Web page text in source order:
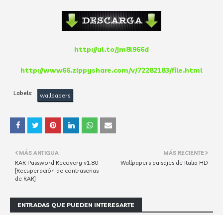
http://ul.to/jm8l966d
http://www66.zippyshare.com/v/72282183/file.html
Labels: wallpapers
MÁS RECIENTE
Wallpapers paisajes de Italia HD
MÁS ANTIGUA
RAR Password Recovery v1.80
[Recuperación de contraseñas
de RAR]
ENTRADAS QUE PUEDEN INTERESARTE